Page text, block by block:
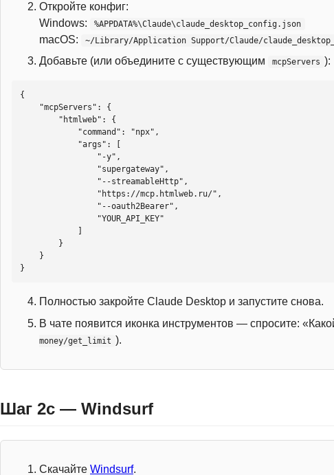
Откройте конфиг:
Windows:
%APPDATA%\Claude\claude_desktop_config.json
macOS: ~/Library/Application Support/Claude/
Добавьте (или объедините с существующим mcpServers ):
{
}
Полностью закройте Claude Desktop и запустите снова.
В чате появится иконка инструментов — спросите:
money/get_limit ).
Шаг 2c — Windsurf
Скачайте Windsurf.